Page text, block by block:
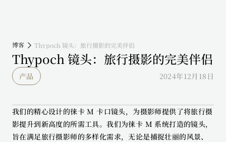
博客 Thypoch 镜头：旅行摄影的完美伴侣
Thypoch 镜头：旅行摄影的完美伴侣
产品 2024年12月18日
我们的精心设计的徕卡 M 卡口镜头，为摄影师提供了将旅行摄
影提升到新高度的所需工具。我们为徕卡 M 系统打造的镜头，
旨在满足旅行摄影师的多样化需求，无论是捕捉壮丽的风景、